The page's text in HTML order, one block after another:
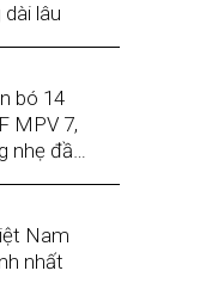
lâu
bó 14
MPV 7,
nhẹ đầu,
Nam
nhất